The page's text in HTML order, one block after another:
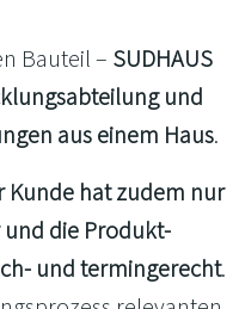
Bauteil – SUDHAUS
und
aus einem Haus.
Kunde hat zudem nur
die Produkt-
und termingerecht.